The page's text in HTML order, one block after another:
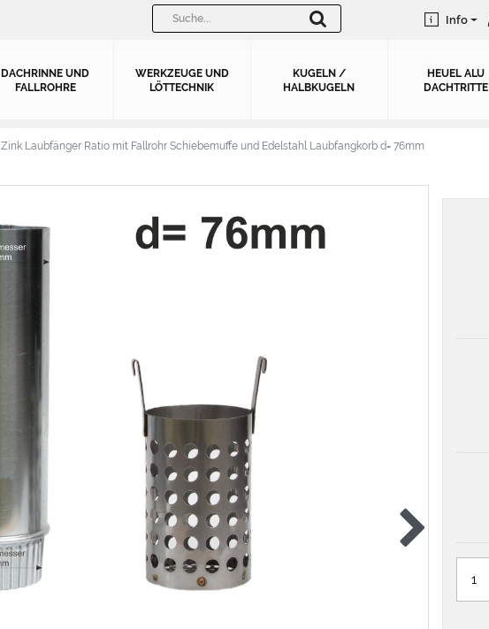
Info
DACHRINNE UND
FALLROHRE
WERKZEUGE UND
LÖTTECHNIK
KUGELN /
HALBKUGELN
HEUEL ALU
DACHTRITTE
Zink Laubfänger Ratio mit Fallrohr Schiebemuffe und Edelstahl Laubfangkorb d= 76mm